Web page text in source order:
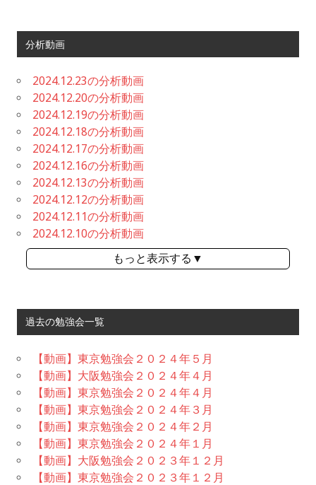
分析動画
2024.12.23の分析動画
2024.12.20の分析動画
2024.12.19の分析動画
2024.12.18の分析動画
2024.12.17の分析動画
2024.12.16の分析動画
2024.12.13の分析動画
2024.12.12の分析動画
2024.12.11の分析動画
2024.12.10の分析動画
もっと表示する▼
過去の勉強会一覧
【動画】東京勉強会２０２４年５月
【動画】大阪勉強会２０２４年４月
【動画】東京勉強会２０２４年４月
【動画】東京勉強会２０２４年３月
【動画】東京勉強会２０２４年２月
【動画】東京勉強会２０２４年１月
【動画】大阪勉強会２０２３年１２月
【動画】東京勉強会２０２３年１２月